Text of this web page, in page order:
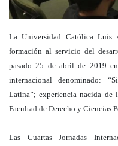
La Universidad Católica Luis
formación al servicio del
pasado 25 de abril de 2019
internacional denominado:
Latina”; experiencia nacida
Facultad de Derecho y Ciencias
Las Cuartas Jornadas